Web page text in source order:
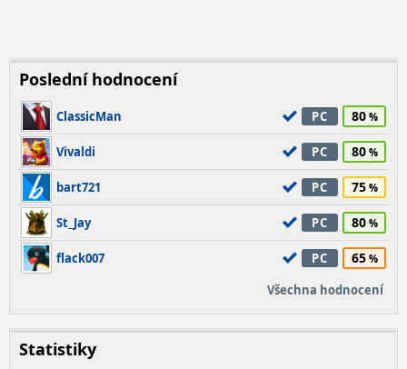
Poslední hodnocení
ClassicMan PC 80
Vivaldi PC 80
bart721 PC 75
St_Jay PC 80
flack007 PC 65
Všechna hodnocení
Statistiky